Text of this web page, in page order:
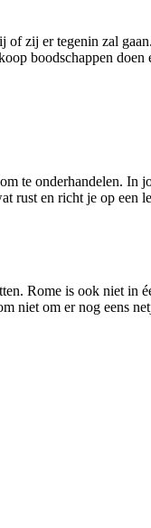
of zij er tegenin zal
boodschappen
te onderhandelen.
rust en richt je op
Rome is ook niet in
niet om er nog eens